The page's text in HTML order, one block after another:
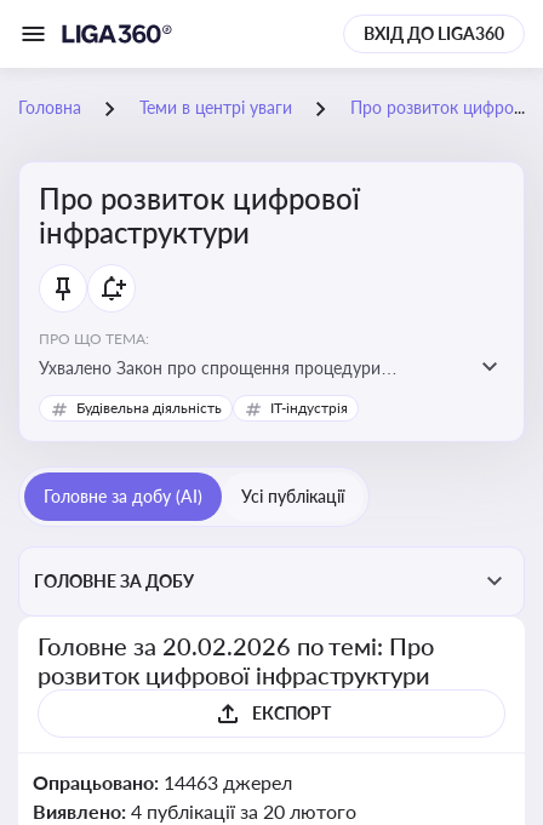
ВХІД ДО LIGA360
Головна Теми в центрі уваги Про розвиток цифрової інфраструктури
Про розвиток цифрової
інфраструктури
ПРО ЩО ТЕМА:
Ухвалено Закон про спрощення процедури
відведення земельних ділянок для розвитку цифрової
інфраструктури
Будівельна діяльність IT-індустрія
Головне за добу (AI) Усі публікації
ГОЛОВНЕ ЗА ДОБУ
Головне за 20.02.2026 по темі: Про
розвиток цифрової інфраструктури
ЕКСПОРТ
Опрацьовано: 14463 джерел
Виявлено: 4 публікації за 20 лютого